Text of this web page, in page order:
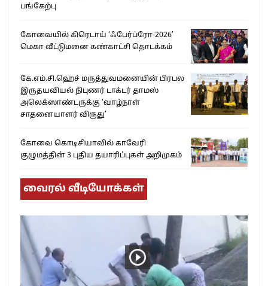
பங்கேற்பு
கோவையில் கிரெடாய் ‘ஃபேர்ப்ரோ-2026’
மெகா வீட்டுமனை கண்காட்சி தொடக்கம்
கே.எம்.சி.ஹெச் மருத்துவமனையின் பிரபல
இருதயவியல் நிபுணர் டாக்டர் தாமஸ்
அலெக்ஸாண்டருக்கு ‘வாழ்நாள்
சாதனையாளர் விருது’
கோவை கொடிசியாவில் காவேரி
குழுமத்தின் 3 புதிய தயாரிப்புகள் அறிமுகம்
வைரல் வீடியோக்கள்